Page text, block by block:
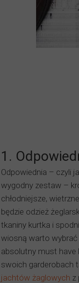
1.
Odpowiednia – czyli
wygodny zestaw –
chłodniejsze,
będzie odzież
tkaniny kurtka i
wiosną warto wybrać
absolutny must have
swoich garderobach
jachtów żaglowych z